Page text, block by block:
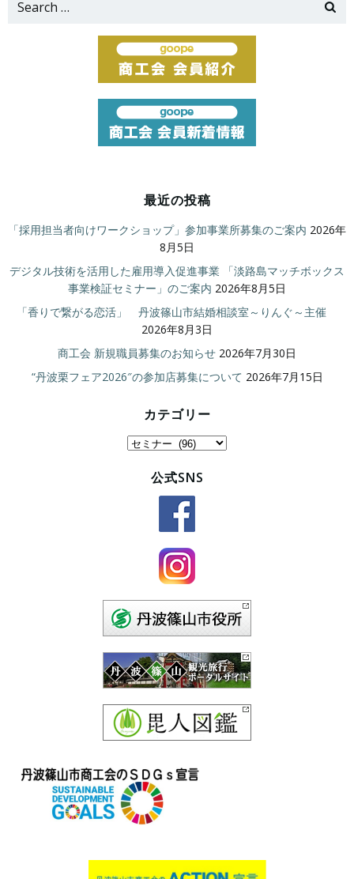
最近の投稿
「採用担当者向けワークショップ」参加事業所募集のご案内 2026年
8月5日
デジタル技術を活用した雇用導入促進事業 「淡路島マッチボックス
事業検証セミナー」のご案内 2026年8月5日
「香りで繋がる恋活」 丹波篠山市結婚相談室～りんぐ～主催
2026年8月3日
商工会 新規職員募集のお知らせ 2026年7月30日
“丹波栗フェア2026″の参加店募集について 2026年7月15日
カテゴリー
カ
公式SNS